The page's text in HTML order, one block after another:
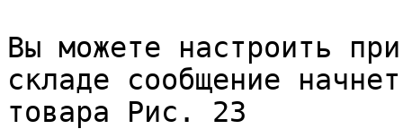
Вы можете настроить
складе сообщение
товара Рис. 23